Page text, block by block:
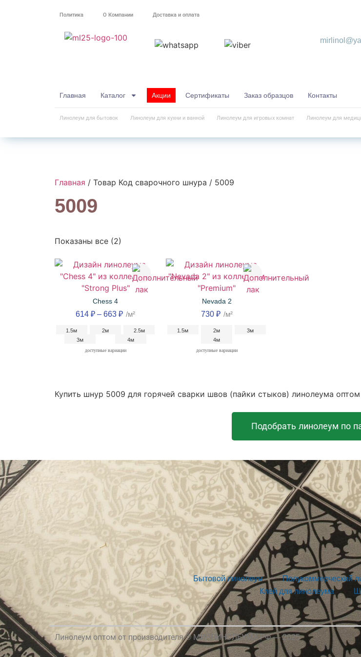
Политика О Компании Доставка и оплата
Главная Каталог Акции Сертификаты Заказ образцов Контакты
Линолеум для бытовок Линолеум для кухни и ванной Линолеум для игровых комнат Линолеум для
Главная / Товар Код сварочного шнура / 5009
5009
Показаны все (2)
Chess 4
614 ₽ – 663 ₽ /м²
1.5м 2м
2.5м
3м
4м
доступные вариации
Nevada 2
730 ₽ /м²
1.5м 2м
3м
4м
доступные вариации
Купить шнур 5009 для горячей сварки швов (пайки стыков) линолеума
Подобрать линолеум по
Бытовой линолеум Полукоммерческий
Клей для линолеума
Линолеум оптом от производителя © МИРЛИНОЛЕУМА.РФ — 2025